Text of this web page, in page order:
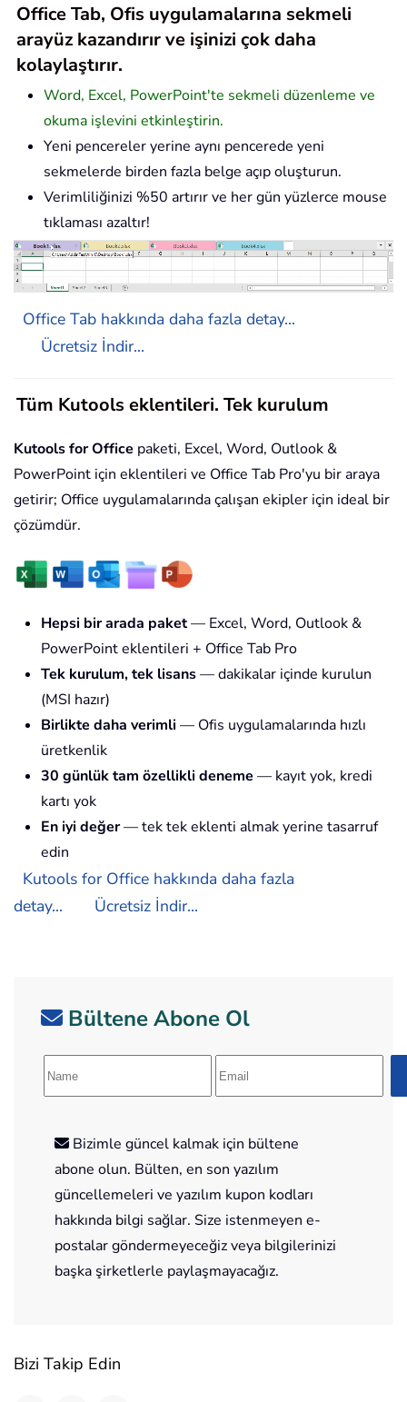
Office Tab, Ofis uygulamalarına sekmeli
arayüz kazandırır ve işinizi çok daha
kolaylaştırır.
Word, Excel, PowerPoint'te sekmeli düzenleme ve
okuma işlevini etkinleştirin.
Yeni pencereler yerine aynı pencerede yeni
sekmelerde birden fazla belge açıp oluşturun.
Verimliliğinizi %50 artırır ve her gün yüzlerce mouse
tıklaması azaltır!
Office Tab hakkında daha fazla detay...
Ücretsiz İndir...
Tüm Kutools eklentileri. Tek kurulum
Kutools for Office paketi, Excel, Word, Outlook &
PowerPoint için eklentileri ve Office Tab Pro'yu bir araya
getirir; Office uygulamalarında çalışan ekipler için ideal bir
çözümdür.
Hepsi bir arada paket— Excel, Word, Outlook &
PowerPoint eklentileri + Office Tab Pro
Tek kurulum, tek lisans— dakikalar içinde kurulun
(MSI hazır)
Birlikte daha verimli — Ofis uygulamalarında hızlı
üretkenlik
30 günlük tam özellikli deneme — kayıt yok, kredi
kartı yok
En iyi değer— tek tek eklenti almak yerine tasarruf
edin
Kutools for Office hakkında daha fazla
detay...
Ücretsiz İndir...
Bültene Abone Ol
Bizimle güncel kalmak için bültene
abone olun. Bülten, en son yazılım
güncellemeleri ve yazılım kupon kodları
hakkında bilgi sağlar. Size istenmeyen e-
postalar göndermeyeceğiz veya bilgilerinizi
başka şirketlerle paylaşmayacağız.
Bizi Takip Edin